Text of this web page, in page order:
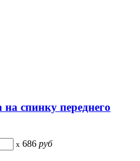
спинку переднего
x 686 руб